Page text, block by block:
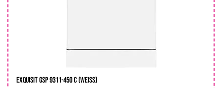
Exquisit GSP 9311-450 C (weiss)